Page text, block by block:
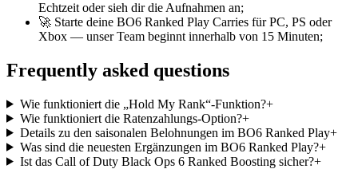
Echtzeit oder sieh dir die Aufnahmen an;
🚀 Starte deine BO6 Ranked Play Carries für PC, PS oder
Xbox — unser Team beginnt innerhalb von 15 Minuten;
Frequently asked questions
Wie funktioniert die „Hold My Rank“-Funktion?+
Wie funktioniert die Ratenzahlungs-Option?+
Details zu den saisonalen Belohnungen im BO6 Ranked Play+
Was sind die neuesten Ergänzungen im BO6 Ranked Play?+
Ist das Call of Duty Black Ops 6 Ranked Boosting sicher?+